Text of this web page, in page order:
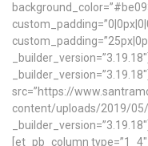
src=”https://
content/uploads/2019/05/
[et_pb_column